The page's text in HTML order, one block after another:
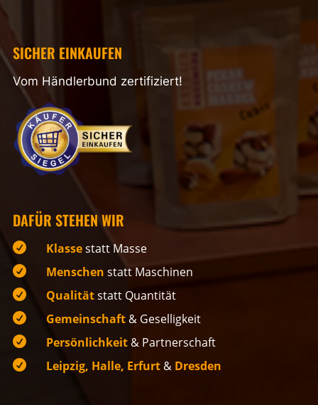
SICHER EINKAUFEN
Vom Händlerbund zertifiziert!
DAFÜR STEHEN WIR
 Klassestatt Masse
 Menschen statt Maschinen
 Qualitätstatt Quantität
 Gemeinschaft & Geselligkeit
 Persönlichkeit & Partnerschaft
 Leipzig, Halle, Erfurt & Dresden